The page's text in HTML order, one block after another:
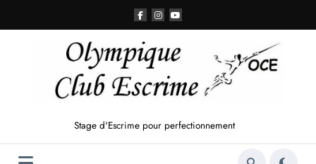
contenu
Stage d'Escrime pour perfectionnement